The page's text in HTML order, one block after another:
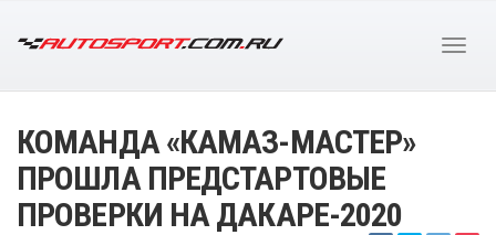
КОМАНДА «КАМАЗ-МАСТЕР»
ПРОШЛА ПРЕДСТАРТОВЫЕ
ПРОВЕРКИ НА ДАКАРЕ-2020